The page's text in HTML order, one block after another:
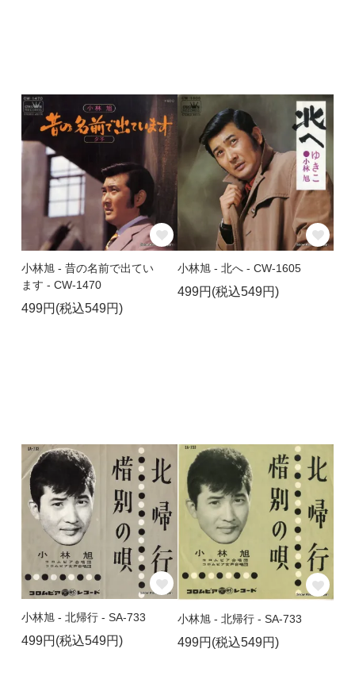
小林旭 - 昔の名前で出てい
ます - CW-1470
499円(税込549円)
小林旭 - 北へ - CW-1605
499円(税込549円)
小林旭 - 北帰行 - SA-733
499円(税込549円)
小林旭 - 北帰行 - SA-733
499円(税込549円)